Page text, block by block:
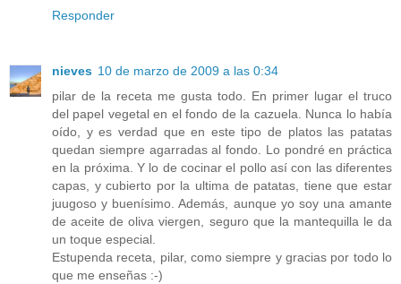
Responder
nieves 10 de marzo de 2009 a las 0:34
pilar de la receta me gusta todo. En primer lugar el truco
del papel vegetal en el fondo de la cazuela. Nunca lo había
oído, y es verdad que en este tipo de platos las patatas
quedan siempre agarradas al fondo. Lo pondré en práctica
en la próxima. Y lo de cocinar el pollo así con las diferentes
capas, y cubierto por la ultima de patatas, tiene que estar
juugoso y buenísimo. Además, aunque yo soy una amante
de aceite de oliva viergen, seguro que la mantequilla le da
un toque especial.
Estupenda receta, pilar, como siempre y gracias por todo lo
que me enseñas :-)